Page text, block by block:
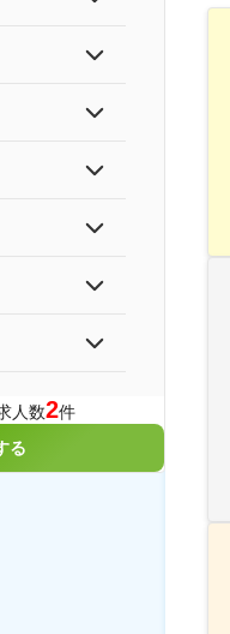
人数2件
る